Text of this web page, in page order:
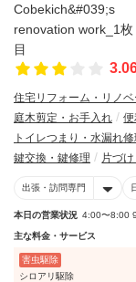
住宅リフォーム・リノ
庭木剪定・お手入れ
トイレつまり・水漏れ
鍵交換・鍵修理
片づ
出張・訪問専門
本日の営業状況 4:00〜8:00
主な料金・サービス
害虫駆除
シロアリ駆除